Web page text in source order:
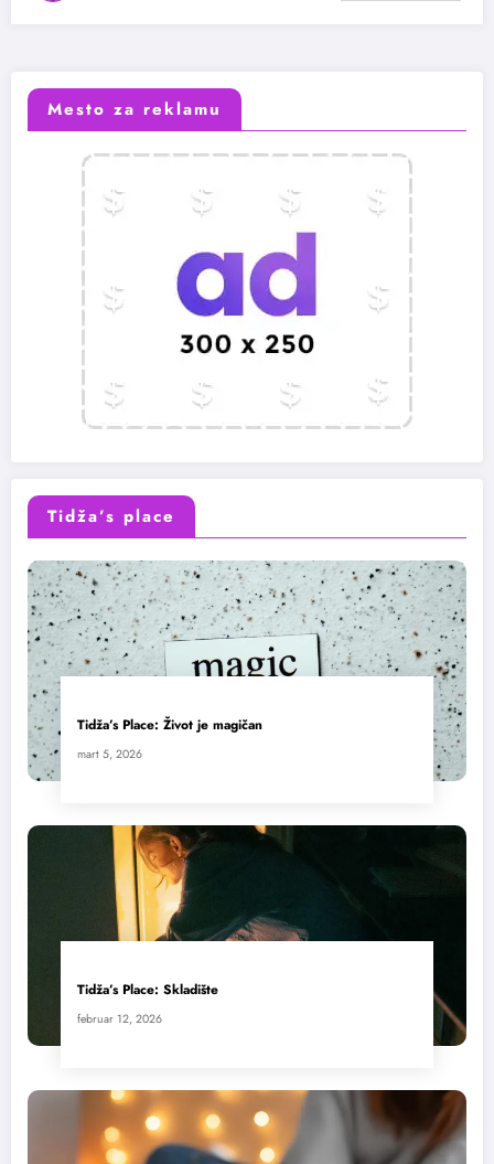
Mesto za reklamu
Tidža’s place
Tidža’s Place: Život je magičan
mart 5, 2026
Tidža’s Place: Skladište
februar 12, 2026